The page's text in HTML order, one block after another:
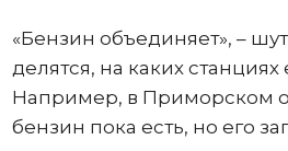
«Бензин объединяет», –
делятся, на каких станциях
Например, в Приморском
бензин пока есть, но его